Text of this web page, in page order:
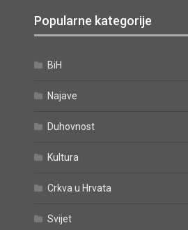
Popularne kategorije
BiH
Najave
Duhovnost
Kultura
Crkva u Hrvata
Svijet